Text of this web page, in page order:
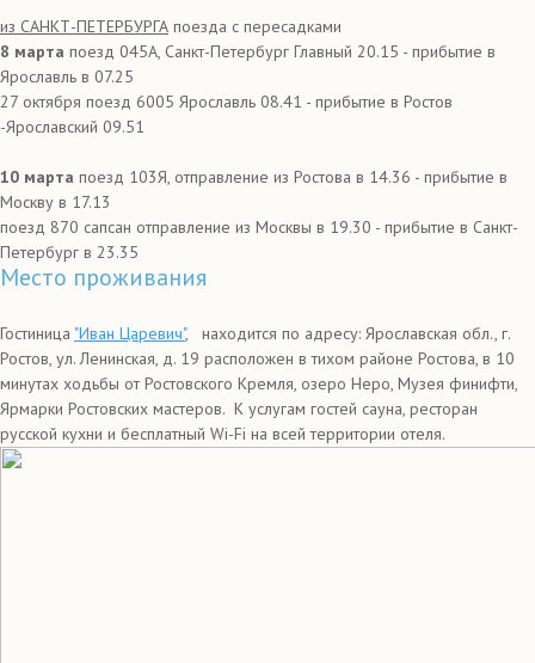
из САНКТ-ПЕТЕРБУРГА поезда с пересадками
8 марта поезд 045А, Санкт-Петербург Главный 20.15 - прибытие в
Ярославль в 07.25
27 октября поезд 6005 Ярославль 08.41 - прибытие в Ростов
-Ярославский 09.51
10 марта поезд 103Я, отправление из Ростова в 14.36 - прибытие в
Москву в 17.13
поезд 870 сапсан отправление из Москвы в 19.30 - прибытие в Санкт-
Петербург в 23.35
Место проживания
Гостиница "Иван Царевич", находится по адресу: Ярославская обл., г.
Ростов, ул. Ленинская, д. 19 расположен в тихом районе Ростова, в 10
минутах ходьбы от Ростовского Кремля, озеро Неро, Музея финифти,
Ярмарки Ростовских мастеров. К услугам гостей сауна, ресторан
русской кухни и бесплатный Wi-Fi на всей территории отеля.